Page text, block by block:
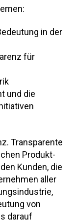
in der
für
und die
Transparente
Produkt-
Kunden, die
aller
von
darauf